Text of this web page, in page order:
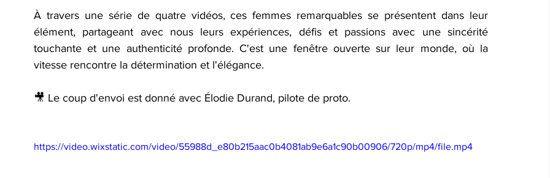
À travers une série de quatre vidéos, ces femmes remarquables se présentent dans leur
élément, partageant avec nous leurs expériences, défis et passions avec une sincérité
touchante et une authenticité profonde. C'est une fenêtre ouverte sur leur monde, où la
vitesse rencontre la détermination et l'élégance.
🎥 Le coup d'envoi est donné avec Élodie Durand, pilote de proto.
https://video.wixstatic.com/video/55988d_e80b215aac0b4081ab9e6a1c90b00906/720p/mp4/file.mp4